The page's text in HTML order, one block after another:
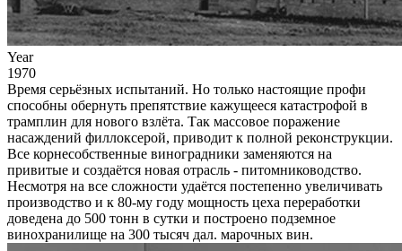
Year
1970
Время серьёзных испытаний. Но только настоящие профи
способны обернуть препятствие кажущееся катастрофой в
трамплин для нового взлёта. Так массовое поражение
насаждений филлоксерой, приводит к полной реконструкции.
Все корнесобственные виноградники заменяются на
привитые и создаётся новая отрасль - питомниководство.
Несмотря на все сложности удаётся постепенно увеличивать
производство и к 80-му году мощность цеха переработки
доведена до 500 тонн в сутки и построено подземное
винохранилище на 300 тысяч дал. марочных вин.